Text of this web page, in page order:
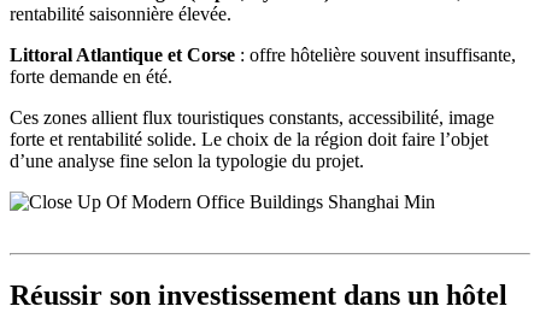
rentabilité saisonnière élevée.
Littoral Atlantique et Corse : offre hôtelière souvent insuffisante,
forte demande en été.
Ces zones allient flux touristiques constants, accessibilité, image
forte et rentabilité solide. Le choix de la région doit faire l’objet
d’une analyse fine selon la typologie du projet.
Réussir son investissement dans un hôtel